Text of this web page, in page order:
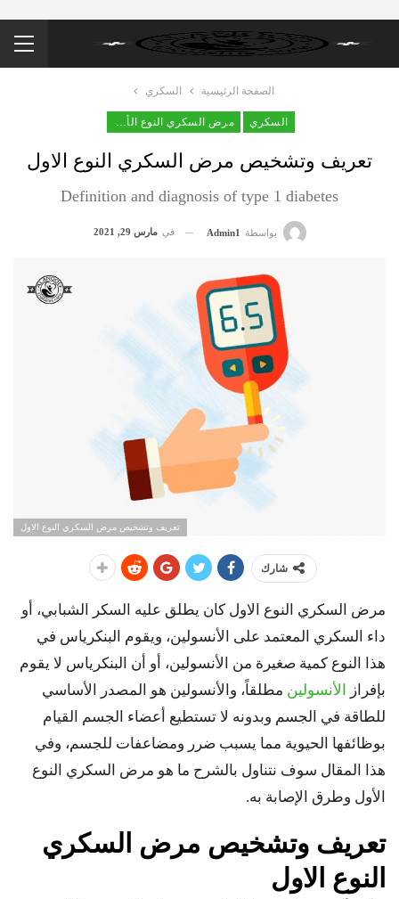
الصفحة الرئيسية السكري
السكري مرض السكري النوع الأول
تعريف وتشخيص مرض السكري النوع الاول
Definition and diagnosis of type 1 diabetes
بواسطة Admin1 في مارس 29, 2021
تعريف وتشخيص مرض السكري النوع الاول
شارك
مرض السكري النوع الاول كان يطلق عليه السكر الشبابي، أو
داء السكري المعتمد على الأنسولين، ويقوم البنكرياس في
هذا النوع كمية صغيرة من الأنسولين، أو أن البنكرياس لا يقوم
بإفراز
الأنسولين مطلقاً، والأنسولين هو المصدر الأساسي
للطاقة في الجسم وبدونه لا تستطيع أعضاء الجسم القيام
بوظائفها الحيوية مما يسبب ضرر ومضاعفات للجسم، وفي
هذا المقال سوف نتناول بالشرح ما هو مرض السكري النوع
الأول وطرق الإصابة به.
تعريف وتشخيص مرض السكري
النوع الاول